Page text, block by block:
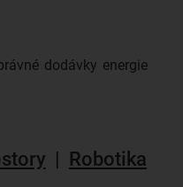
dodávky energie
| Robotika